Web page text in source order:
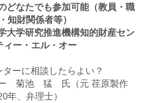
どなたでも参加可能（教員・職
知財関係者等）
大学研究推進機構知的財産セン
ー・エル・オー
ーに相談したらよい？
菊池 猛 氏（元 荏原製作
年、弁理士）